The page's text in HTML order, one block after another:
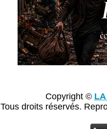
Copyright ©
Tous droits réservés.